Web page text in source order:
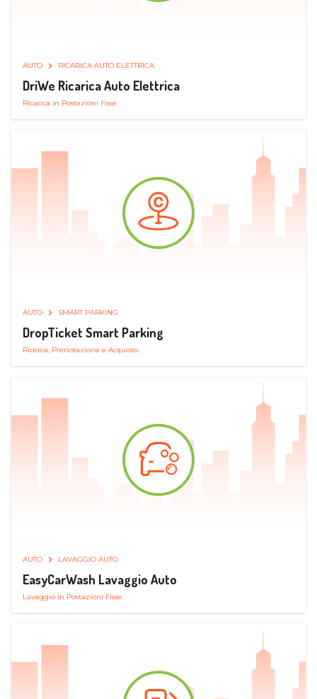
AUTO RICARICA AUTO ELETTRICA
DriWe Ricarica Auto Elettrica
Ricarica in Postazioni Fisse
AUTO SMART PARKING
DropTicket Smart Parking
Ricerca, Prenotazione e Acquisto
AUTO LAVAGGIO AUTO
EasyCarWash Lavaggio Auto
Lavaggio in Postazioni Fisse